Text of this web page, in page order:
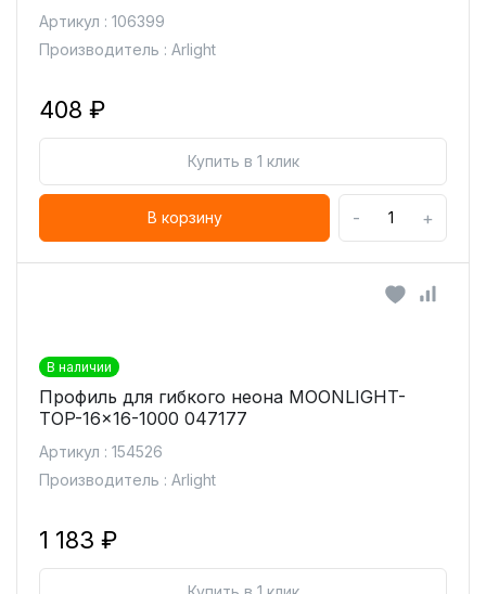
Артикул : 106399
Производитель : Arlight
408 ₽
Купить в 1 клик
В корзину - +
В наличии
Профиль для гибкого неона MOONLIGHT-
TOP-16x16-1000 047177
Артикул : 154526
Производитель : Arlight
1 183 ₽